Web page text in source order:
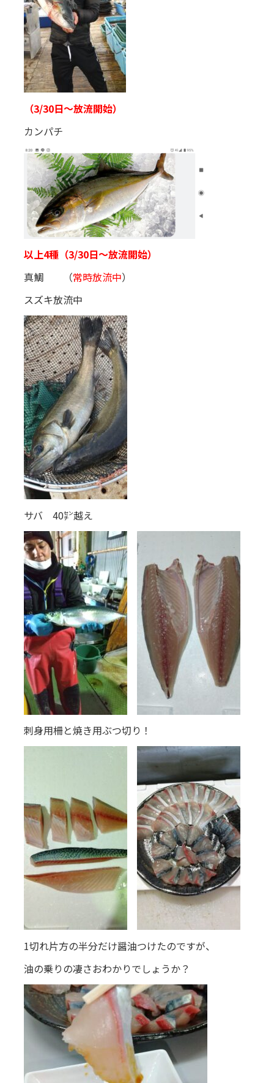
（3/30日～放流開始）
カンパチ
以上4種（3/30日～放流開始）
真鯛 （常時放流中）
スズキ放流中
サバ 40㌢越え
刺身用柵と焼き用ぶつ切り！
1切れ片方の半分だけ醤油つけたのですが、
油の乗りの凄さおわかりでしょうか？